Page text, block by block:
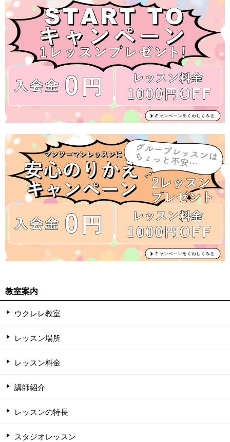
教室案内
ウクレレ教室
レッスン場所
レッスン料金
講師紹介
レッスンの特長
スタジオレッスン